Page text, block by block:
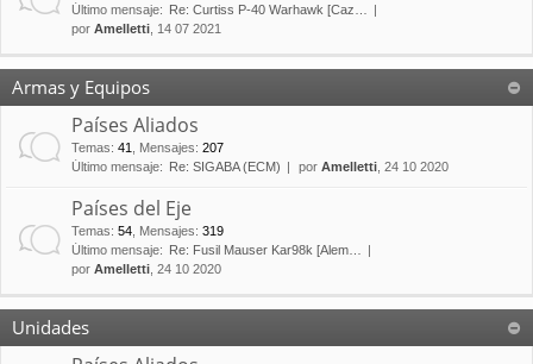
Último mensaje:
Re: Curtiss P-40 Warhawk [Caz…
por Amelletti , 14 07 2021
Armas y Equipos
Países Aliados
Temas: 41 Mensajes: 207
Último mensaje:
Re: SIGABA (ECM) por Amelletti , 24 10 2020
Países del Eje
Temas: 54 Mensajes: 319
Último mensaje:
Re: Fusil Mauser Kar98k [Alem…
por Amelletti , 24 10 2020
Unidades